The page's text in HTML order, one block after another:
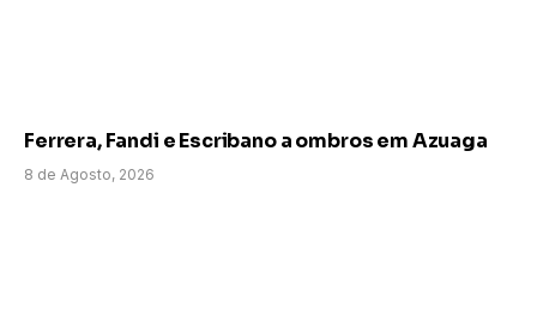
Ferrera, Fandi e Escribano a ombros em Azuaga
8 de Agosto, 2026